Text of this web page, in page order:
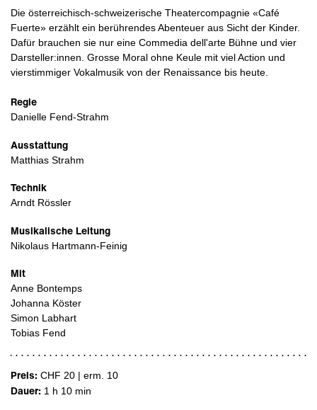
Die österreichisch-schweizerische Theatercompagnie «Café
Fuerte» erzählt ein berührendes Abenteuer aus Sicht der Kinder.
Dafür brauchen sie nur eine Commedia dell'arte Bühne und vier
Darsteller:innen. Grosse Moral ohne Keule mit viel Action und
vierstimmiger Vokalmusik von der Renaissance bis heute.
Regie
Danielle Fend-Strahm
Ausstattung
Matthias Strahm
Technik
Arndt Rössler
Musikalische Leitung
Nikolaus Hartmann-Feinig
Mit
Anne Bontemps
Johanna Köster
Simon Labhart
Tobias Fend
Preis: CHF 20 | erm. 10
Dauer: 1 h 10 min